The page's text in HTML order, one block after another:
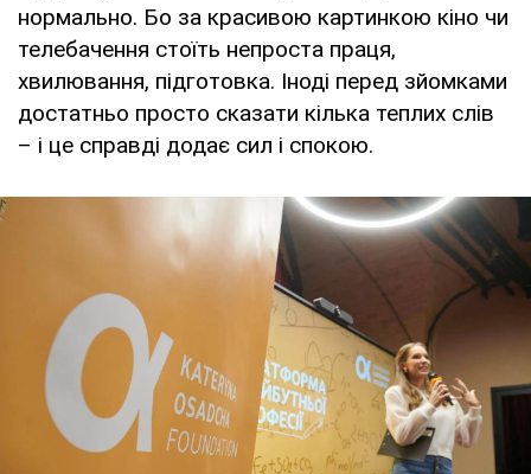
нормально. Бо за красивою картинкою кіно чи
телебачення стоїть непроста праця,
хвилювання, підготовка. Іноді перед зйомками
достатньо просто сказати кілька теплих слів
– і це справді додає сил і спокою.